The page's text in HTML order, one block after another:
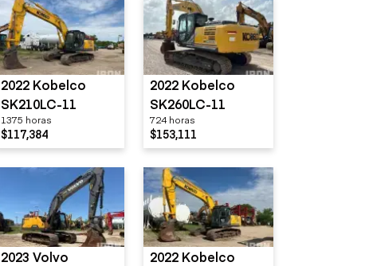
2022 Kobelco
SK210LC-11
1375 horas
$117,384
2022 Kobelco
SK260LC-11
724 horas
$153,111
2023 Volvo
2022 Kobelco